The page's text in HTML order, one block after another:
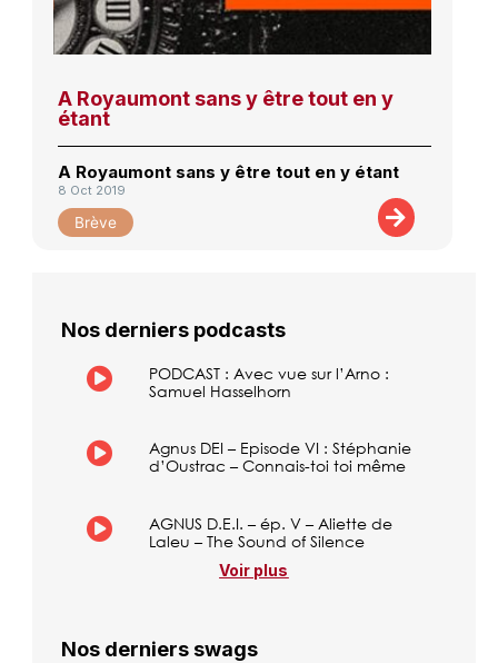
A Royaumont sans y être tout en y
étant
A Royaumont sans y être tout en y étant
8 Oct 2019
Brève
Nos derniers podcasts
PODCAST : Avec vue sur l’Arno :
Samuel Hasselhorn
Agnus DEI – Episode VI : Stéphanie
d’Oustrac – Connais-toi toi même
AGNUS D.E.I. – ép. V – Aliette de
Laleu – The Sound of Silence
Voir plus
Nos derniers swags